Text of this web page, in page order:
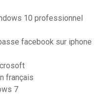
10 professionnel
facebook sur iphone
français
7